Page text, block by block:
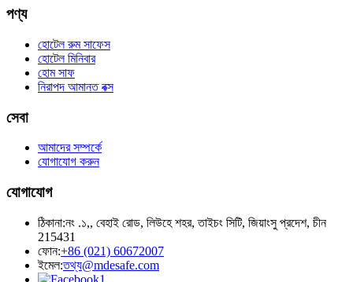
পণ্য
হোটেল রুম সাফেস
হোটেল মিনিবার
হোম সাফ
নিরাপদ আমানত বক্স
সেবা
আমাদের সম্পর্কে
যোগাযোগ করুন
যোগাযোগ
ঠিকানা:নং .১,, বেহাই রোড, লিউহে শহর, তাইচং সিটি, জিয়াংসু প্রদেশ, চীন
215431
ফোন:+86 (021) 60672007
ইমেল:তথ্য@mdesafe.com